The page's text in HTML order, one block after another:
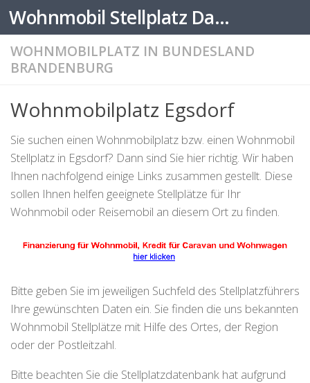
Zum Inhalt springen Wohnmobil Stellplatz Datenbank
WOHNMOBILPLATZ IN BUNDESLAND
BRANDENBURG
Wohnmobilplatz Egsdorf
Sie suchen einen Wohnmobilplatz bzw. einen Wohnmobil
Stellplatz in Egsdorf? Dann sind Sie hier richtig. Wir haben
Ihnen nachfolgend einige Links zusammen gestellt. Diese
sollen Ihnen helfen geeignete Stellplätze für Ihr
Wohnmobil oder Reisemobil an diesem Ort zu finden.
Bitte geben Sie im jeweiligen Suchfeld des Stellplatzführers
Ihre gewünschten Daten ein. Sie finden die uns bekannten
Wohnmobil Stellplätze mit Hilfe des Ortes, der Region
oder der Postleitzahl.
Bitte beachten Sie die Stellplatzdatenbank hat aufgrund